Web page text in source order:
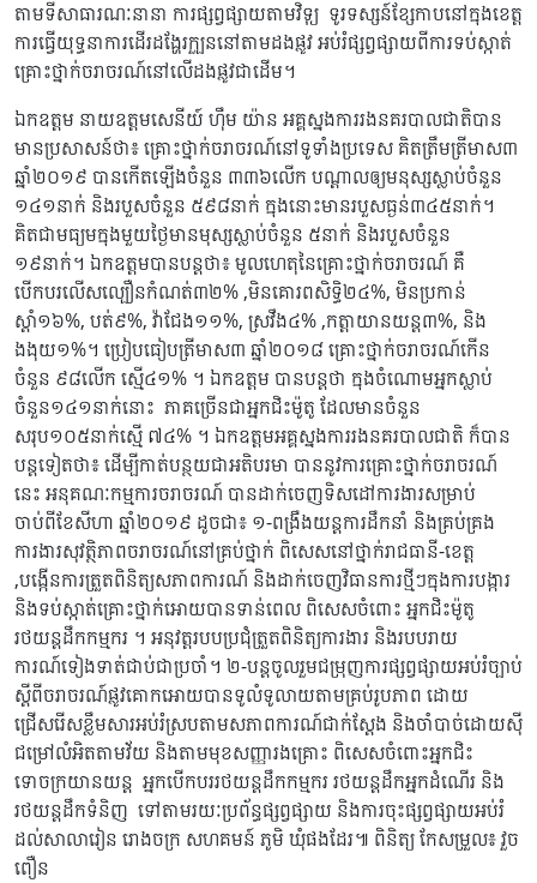
តាមទីសាធារណៈនានា ការផ្សព្វផ្សាយតាមវិទ្យុ​ ទូរទស្សន៍ខ្សែកាបនៅក្នុងខេត្ត
ការធ្វើយុទ្ធនាការដើរដង្ហែរក្បួននៅតាមដងផ្លូវ អប់រំផ្សព្វផ្សាយពីការទប់ស្កាត់
គ្រោះថ្នាក់ចរាចរណ៍នៅលើដងផ្លូវជាដើម។
ឯកឧត្តម នាយឧត្តមសេនីយ៍ ហ៊ឹម យ៉ាន អគ្គស្នងការរងនគរបាលជាតិបាន
មានប្រសាសន៍ថា៖​ គ្រោះថ្នាក់ចរាចរណ៍នៅទូទាំងប្រទេស គិតត្រឹមត្រីមាស៣
ឆ្នាំ២០១៩ បានកើតឡើងចំនួន ៣៣៦លើក បណ្តាលឲ្យមនុស្សស្លាប់ចំនួន
១៤១នាក់ និងរបួសចំនួន ៥៩៨នាក់ ក្នុងនោះមានរបួសធ្ងន់៣៤៥នាក់។
គិតជាមធ្យមក្នុងមួយថ្ងៃមានមុស្សស្លាប់ចំនួន ៥នាក់ និងរបួសចំនួន
១៩នាក់។ ឯកឧត្តមបានបន្តថា៖ មូលហេតុនៃគ្រោះថ្នាក់ចរាចរណ៍ គឺ
បើកបរលើសល្បឿនកំណត់៣២% ,មិនគោរពសិទ្ធិ២៤%, មិនប្រកាន់
ស្តាំ១៦%, បត់៩%, វ៉ាជែង១១%, ស្រវឹង៤% ,កត្តាយានយន្ត៣%, និង
ងងុយ១%។ ប្រៀបធៀបត្រីមាស៣ ឆ្នាំ២០១៨ គ្រោះថ្នាក់ចរាចរណ៍កើន
ចំនួន ៩៨លើក ស្មើ៤១% ។ ឯកឧត្តម បានបន្តថា ក្នុងចំណោមអ្នកស្លាប់
ចំនួន១៤១នាក់នោះ ភាគច្រើនជាអ្នកជិះម៉ូតូ ដែលមានចំនួន
សរុប១០៥នាក់ស្មើ ៧៤% ។ ឯកឧត្តមអគ្គស្នងការរងនគរបាលជាតិ ក៏បាន
បន្តទៀតថា៖ ដើម្បីកាត់បន្ថយជាអតិបរមា បាននូវការគ្រោះថ្នាក់ចរាចរណ៍
នេះ អនុគណៈកម្មការចរាចរណ៍ បានដាក់ចេញទិសដៅការងារសម្រាប់
ចាប់ពីខែសីហា ឆ្នាំ២០១៩ ដូចជា៖ ១-ពង្រឹងយន្តការដឹកនាំ និងគ្រប់គ្រង
ការងារសុវត្ថិភាពចរាចរណ៍នៅគ្រប់ថ្នាក់ ពិសេសនៅថ្នាក់រាជធានី-ខេត្ត
,បង្កើនការត្រួតពិនិត្យសភាពការណ៍ និងដាក់ចេញវិធានការថ្មីៗក្នុងការបង្ការ
និងទប់ស្កាត់គ្រោះថ្នាក់អោយបានទាន់ពេល ពិសេសចំពោះ អ្នកជិះម៉ូតូ
រថយន្តដឹកកម្មករ ។ អនុវត្តរបបប្រជុំត្រួតពិនិត្យការងារ និងរបបរាយ
ការណ៍ទៀងទាត់ជាប់ជាប្រចាំ។ ២-បន្តចូលរួមជម្រុញការផ្សព្វផ្សាយអប់រំច្បាប់
ស្តីពីចរាចរណ៍ផ្លូវគោកអោយបានទូលំទូលាយតាមគ្រប់រូបភាព ដោយ
ជ្រើសរើសខ្លឹមសារអប់រំស្របតាមសភាពការណ៍ជាក់ស្តែង និងចាំបាច់ដោយស៊ី
ជម្រៅលំអិតតាមវ័យ និងតាមមុខសញ្ញារងគ្រោះ ពិសេសចំពោះអ្នកជិះ
ទោចក្រយានយន្ត អ្នកបើកបររថយន្តដឹកកម្មករ រថយន្តដឹកអ្នកដំណើរ និង
រថយន្តដឹកទំនិញ ទៅតាមរយៈប្រព័ន្ធផ្សព្វផ្សាយ និងការចុះផ្សព្វផ្សាយអប់រំ
ដល់សាលារៀន រោងចក្រ សហគមន៍ ភូមិ ឃុំផងដែរ៕ ពិនិត្យ កែសម្រួល៖ វួច
ពឿន